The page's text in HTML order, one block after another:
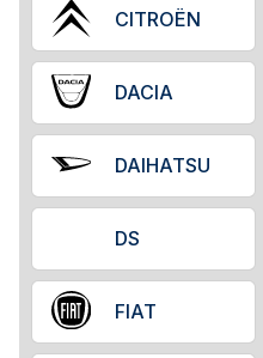
CITROËN
DACIA
DAIHATSU
DS
FIAT